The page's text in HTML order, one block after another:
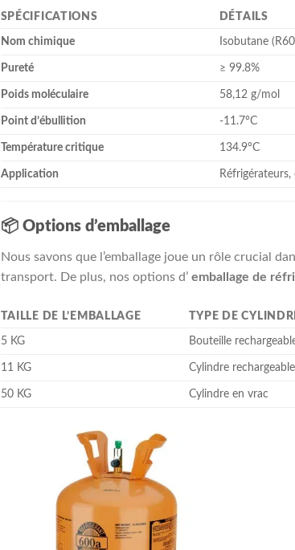
SPÉCIFICATIONS DÉTAILS
Nom chimique Isobutane
Pureté ≥ 99.8%
Poids moléculaire 58,12 g/mol
Point d’ébullition -11.7°C
Température critique 134.9°C
Application
📦 Options d’emballage
Nous savons que l’emballage joue un rôle crucial
transport. De plus, nos options d’emballage de
TAILLE DE L’EMBALLAGE TYPE DE
5 KG Bouteille
11 KG Cylindre rechargeable
50 KG Cylindre en vrac